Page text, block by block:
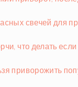
свечей для
что делать
приворожить